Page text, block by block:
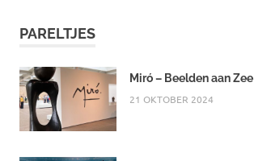
PARELTJES
Miró – Beelden aan Zee
21 OKTOBER 2024